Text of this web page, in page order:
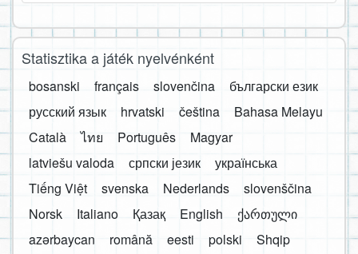
Statisztika a játék nyelvénként
bosanski français slovenčina
български език
русский язык
hrvatski čeština
Bahasa Melayu
Català
ไทย Português
Magyar
latviešu valoda
српски језик
українська
Tiếng Việt
svenska Nederlands
slovenščina
Norsk
Italiano Қазақ English
ქართული
azərbaycan
română eesti polski
Shqip